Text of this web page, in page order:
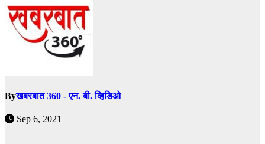
Byखबरबात 360 - एन. बी. व्हिडिओ
Sep 6, 2021